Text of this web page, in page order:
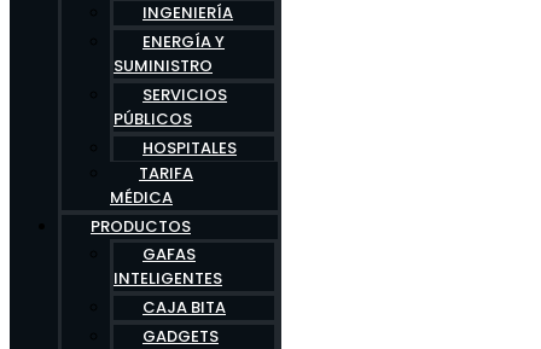
INGENIERÍA
ENERGÍA Y
SUMINISTRO
SERVICIOS
PÚBLICOS
HOSPITALES
TARIFA
MÉDICA
PRODUCTOS
GAFAS
INTELIGENTES
CAJA BITA
GADGETS